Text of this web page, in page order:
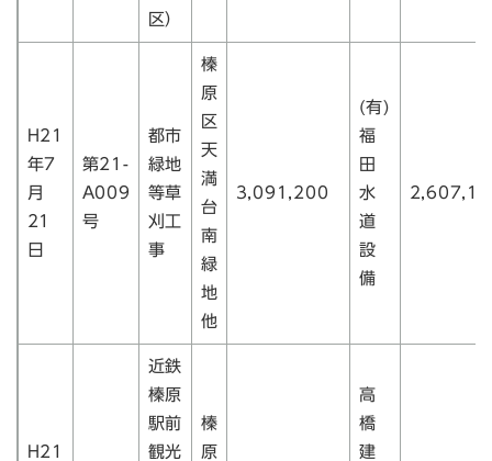
区）
H21
年7
月
21
日
第21-
A009
号
都市
緑地
等草
刈工
事
榛
原
区
天
満
台
南
緑
地
他
3,091,200
(有)
福
田
水
道
設
備
H21
近鉄
榛原
駅前
観光
榛
原
高
橋
建